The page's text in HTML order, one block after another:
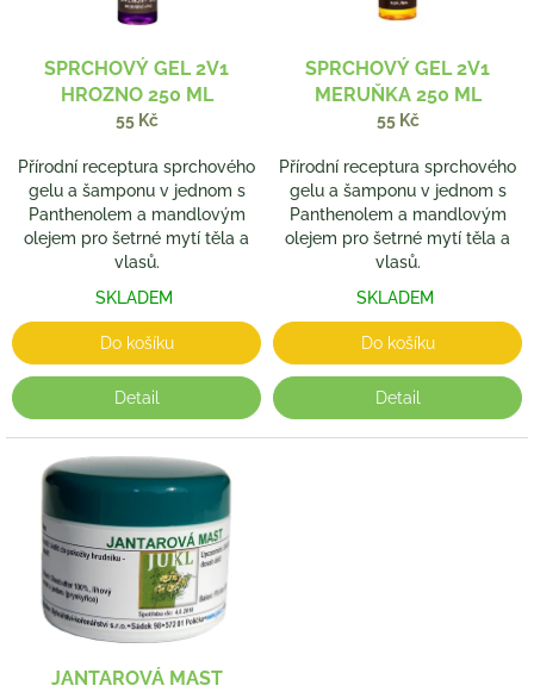
SPRCHOVÝ GEL 2V1
HROZNO 250 ML
55 Kč
Přírodní receptura sprchového
gelu a šamponu v jednom s
Panthenolem a mandlovým
olejem pro šetrné mytí těla a
vlasů.
SKLADEM
Do košíku
Detail
SPRCHOVÝ GEL 2V1
MERUŇKA 250 ML
55 Kč
Přírodní receptura sprchového
gelu a šamponu v jednom s
Panthenolem a mandlovým
olejem pro šetrné mytí těla a
vlasů.
SKLADEM
Do košíku
Detail
JANTAROVÁ MAST